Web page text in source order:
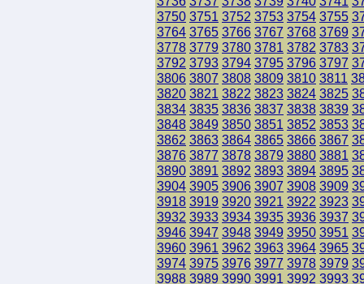
3750 3751 3752 3753 3754 3755
3764 3765 3766 3767 3768 3769
3778 3779 3780 3781 3782 3783
3792 3793 3794 3795 3796 3797
3806 3807 3808 3809 3810 3811
3820 3821 3822 3823 3824 3825
3834 3835 3836 3837 3838 3839
3848 3849 3850 3851 3852 3853
3862 3863 3864 3865 3866 3867
3876 3877 3878 3879 3880 3881
3890 3891 3892 3893 3894 3895
3904 3905 3906 3907 3908 3909
3918 3919 3920 3921 3922 3923
3932 3933 3934 3935 3936 3937
3946 3947 3948 3949 3950 3951
3960 3961 3962 3963 3964 3965
3974 3975 3976 3977 3978 3979
3988 3989 3990 3991 3992 3993